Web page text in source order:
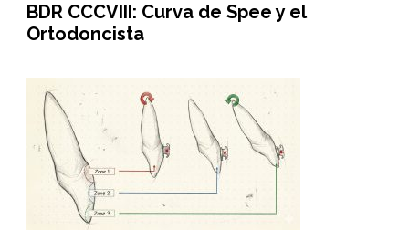
BDR CCCVIII: Curva de Spee y el
Ortodoncista